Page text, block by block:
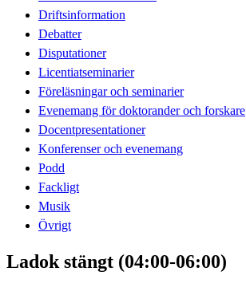
Driftsinformation
Debatter
Disputationer
Licentiatseminarier
Föreläsningar och seminarier
Evenemang för doktorander och forskare
Docentpresentationer
Konferenser och evenemang
Podd
Fackligt
Musik
Övrigt
Ladok stängt (04:00-06:00)